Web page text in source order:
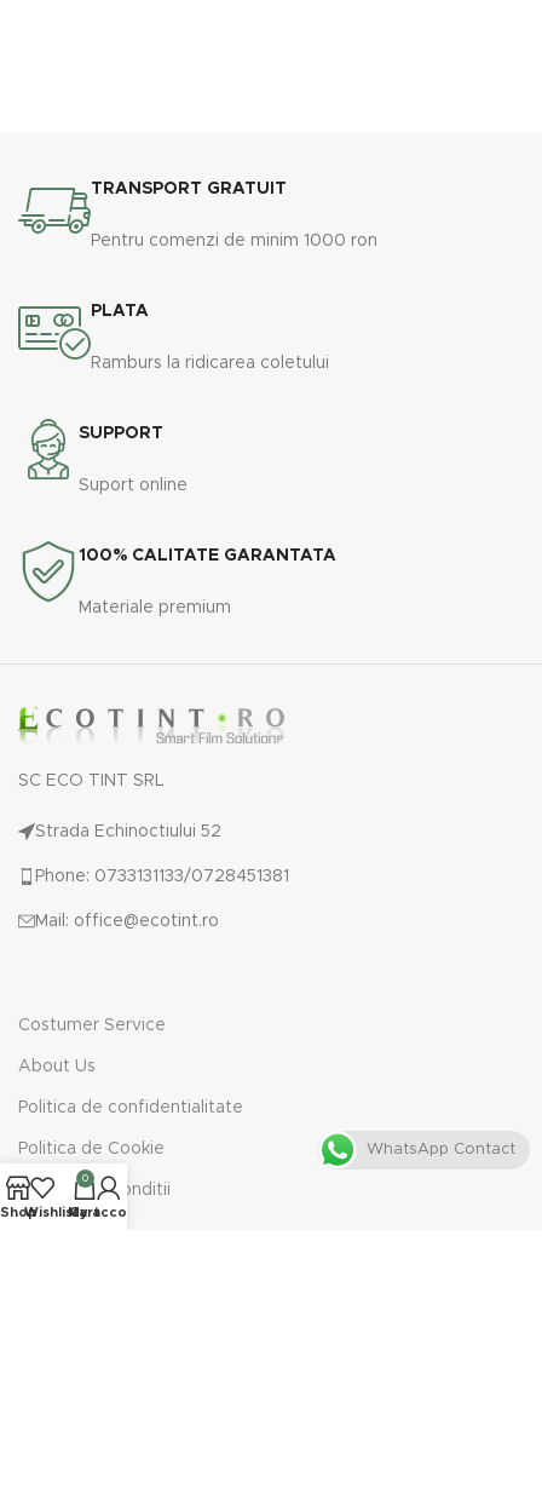
TRANSPORT GRATUIT
Pentru comenzi de minim 1000 ron
PLATA
Ramburs la ridicarea coletului
SUPPORT
Suport online
100% CALITATE GARANTATA
Materiale premium
SC ECO TINT SRL
Strada Echinoctiului 52
Phone: 0733131133/0728451381
Mail: office@ecotint.ro
Costumer Service
About Us
Politica de confidentialitate
Politica de Cookie
Termeni & Conditii
ShopWishlist
0
Cart
My account
WhatsApp Contact